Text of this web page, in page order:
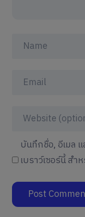
บันทึกชื่อ, อีเมล
เบราว์เซอร์นี้ ส